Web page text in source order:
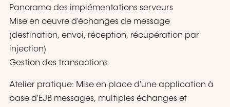
Panorama des implémentations serveurs
Mise en oeuvre d'échanges de message
(destination, envoi, réception, récupération par
injection)
Gestion des transactions
Atelier pratique: Mise en place d'une application à
base d'EJB messages, multiples échanges et